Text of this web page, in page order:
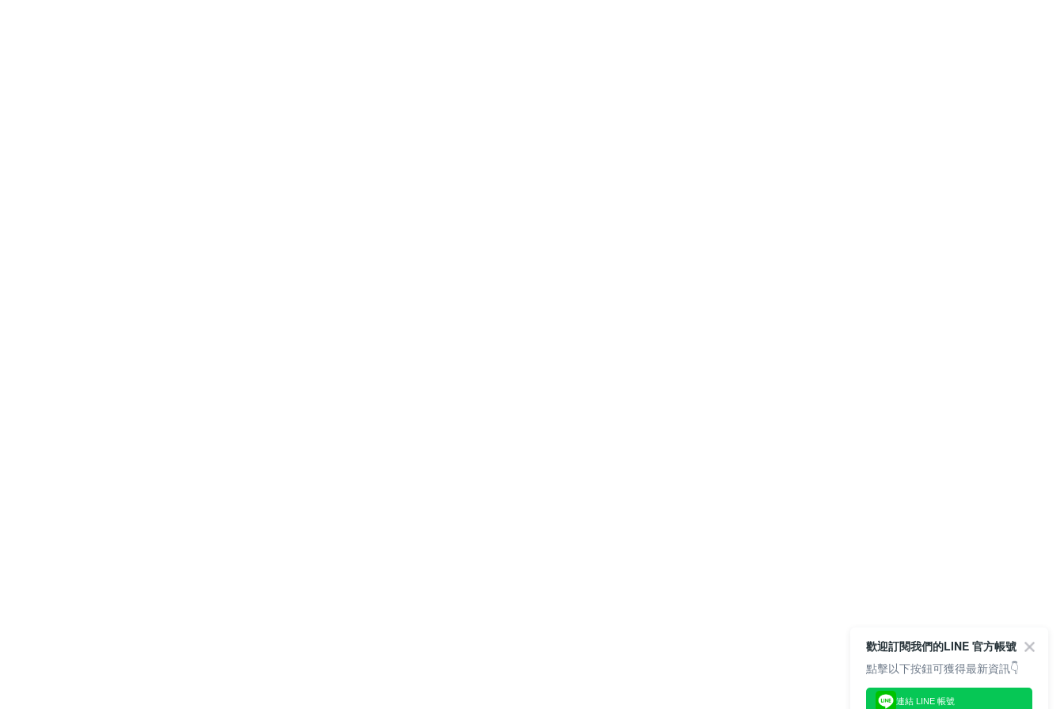
歡迎訂閱我們的LINE 官方帳號
點擊以下按鈕可獲得最新資訊👇
連結 LINE 帳號